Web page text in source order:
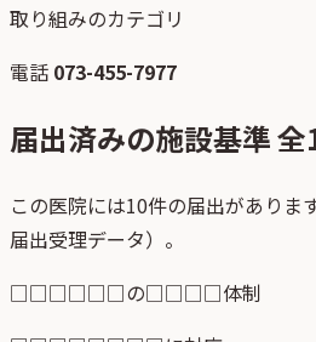
取り組みのカテゴリ
電話 073-455-7977
届出済みの施設基準 全
この医院には10件の届出がありま
届出受理データ）。
□□□□□□の□□□□体制